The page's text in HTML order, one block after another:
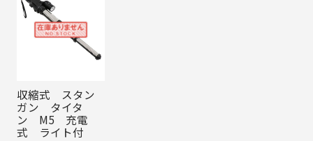
収縮式 スタン
ガン タイタ
ン M5 充電
式 ライト付